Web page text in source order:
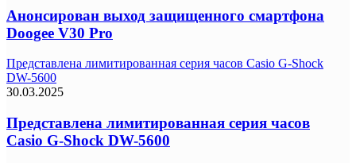
Анонсирован выход защищенного смартфона
Doogee V30 Pro
Представлена лимитированная серия часов Casio G-Shock
DW-5600
30.03.2025
Представлена лимитированная серия часов
Casio G-Shock DW-5600